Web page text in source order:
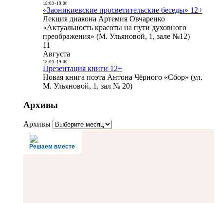
18:00- 19:00
«Заоникиевские просветительские беседы» 12+
Лекция диакона Артемия Овчаренко
«Актуальность красоты на пути духовного
преображения» (М. Ульяновой, 1, зале №12)
11
Августа
18:00- 19:00
Презентация книги 12+
Новая книга поэта Антона Чёрного «Сбор» (ул.
М. Ульяновой, 1, зал № 20)
Архивы
Архивы
Решаем вместе